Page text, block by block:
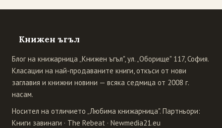
Книжен ъгъл
Блог на книжарница „Книжен ъгъл", ул. „Оборище" 117, София.
Класации на най-продаваните книги, откъси от нови
заглавия и книжни новини — всяка седмица от 2008 г.
насам.
Носител на отличието „Любима книжарница". Партньори:
Книги завинаги · The Rebeat · Newmedia21.eu